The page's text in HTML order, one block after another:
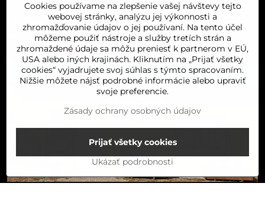
ŠTVRTOK 8:00-16:00
PIATOK 8:00-16:00
SOBOTA 8:00-11:30
Cookies používame na zlepšenie vašej návštevy tejto
webovej stránky, analýzu jej výkonnosti a
zhromažďovanie údajov o jej používaní. Na tento účel
môžeme použiť nástroje a služby tretích strán a
zhromaždené údaje sa môžu preniesť k partnerom v EÚ,
USA alebo iných krajinách. Kliknutím na „Prijať všetky
cookies“ vyjadrujete svoj súhlas s týmto spracovaním.
Nižšie môžete nájsť podrobné informácie alebo upraviť
svoje preferencie.
Zásady ochrany osobných údajov
Ukázať podrobnosti
Prijať všetky cookies